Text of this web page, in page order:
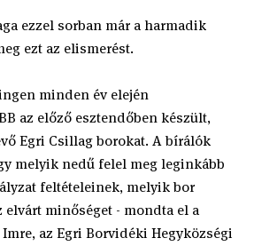
ezzel sorban már a harmadik
ezt az elismerést.
minden év elején
az előző esztendőben készült,
Egri Csillag borokat. A bírálók
melyik nedű felel meg leginkább
feltételeinek, melyik bor
elvárt minőséget - mondta el a
az Egri Borvidéki Hegyközségi